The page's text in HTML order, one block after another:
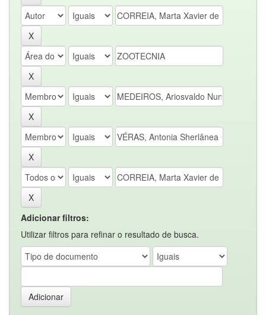
Adicionar filtros:
Utilizar filtros para refinar o resultado de busca.